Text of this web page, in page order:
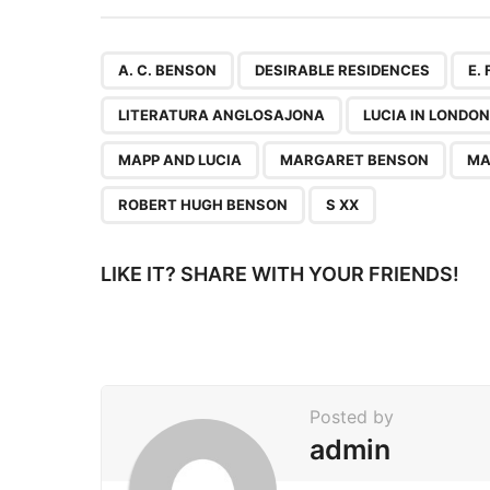
P
n
t
A. C. BENSON DESIRABLE RESIDENCES E.
LITERATURA ANGLOSAJONA LUCIA IN LONDON
MAPP AND LUCIA MARGARET BENSON
ROBERT HUGH BENSON S XX
LIKE IT? SHARE WITH YOUR FRIENDS!
Posted by
admin